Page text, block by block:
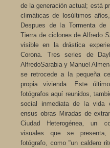
de la generación actual; está
climáticas de losúltimos
Despues de la Tormenta
Tierra de ciclones de Alfredo
visible en la drástica
Corona. Tres series de
AlfredoSarabia y Manuel
se retrocede a la pequeña
propia vivienda. Este
fotógrafos aquí reunidos,
social inmediata de la vida
ensus obras Miradas de
Ciudad Heterogénea, un
visuales que se presenta,
fotógrafo, como "un caldero